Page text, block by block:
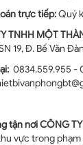
trực tiếp:Quý
TNHH MỘT
19, Đ. Bế Văn
0834.559.955 -
tận nơiCÔNG
vực trong phạm